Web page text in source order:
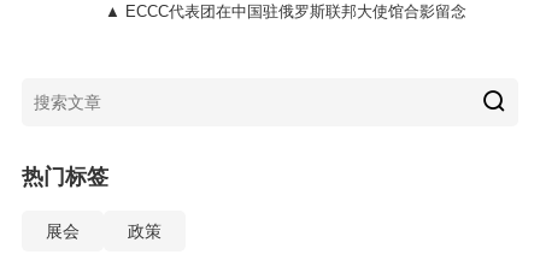
▲ ECCC代表团在中国驻俄罗斯联邦大使馆合影留念
热门标签
展会 政策